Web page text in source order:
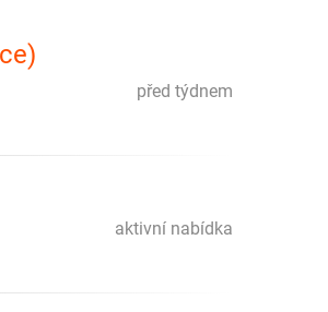
před týdnem
aktivní nabídka